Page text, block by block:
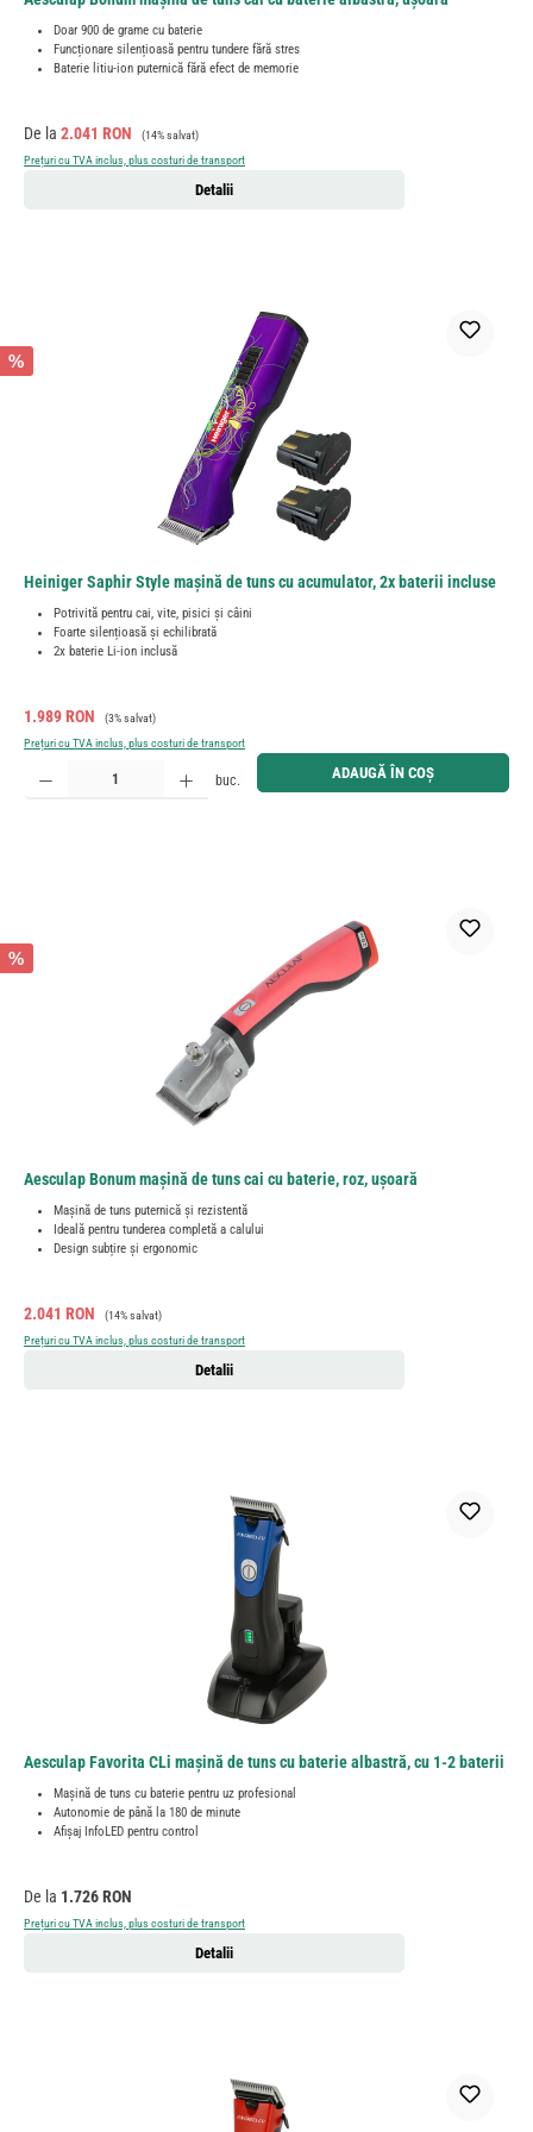
Doar 900 de grame cu baterie
Funcționare silențioasă pentru tundere fără stres
Baterie litiu-ion puternică fără efect de memorie
Preț de vânzare:
De la 2.041 RON Preț obișnuit:
(14% salvat)
Prețuri cu TVA inclus, plus costuri de transport
Detalii
%
Heiniger Saphir Style mașină de tuns cu acumulator, 2x baterii incluse
Potrivită pentru cai, vite, pisici și câini
Foarte silențioasă și echilibrată
2x baterie Li-ion inclusă
Preț de vânzare:
1.989 RON Preț obișnuit:
(3% salvat)
Prețuri cu TVA inclus, plus costuri de transport
Cantitate produs: Introduceți cantitatea dorită sau utilizați butoanele pentru a mări sau micșora
buc. ADAUGĂ ÎN COȘ
%
Aesculap Bonum mașină de tuns cai cu baterie, roz, ușoară
Mașină de tuns puternică și rezistentă
Ideală pentru tunderea completă a calului
Design subțire și ergonomic
Preț de vânzare:
2.041 RON Preț obișnuit:
(14% salvat)
Prețuri cu TVA inclus, plus costuri de transport
Detalii
Aesculap Favorita CLi mașină de tuns cu baterie albastră, cu 1-2 baterii
Mașină de tuns cu baterie pentru uz profesional
Autonomie de până la 180 de minute
Afișaj InfoLED pentru control
Preț obișnuit:
De la 1.726 RON
Prețuri cu TVA inclus, plus costuri de transport
Detalii